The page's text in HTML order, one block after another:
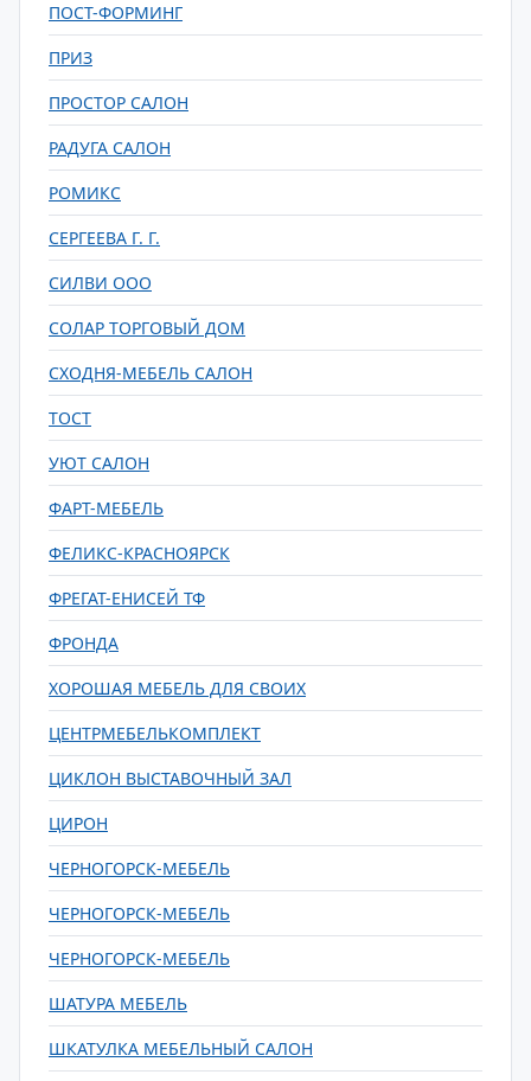
ПОСТ-ФОРМИНГ
ПРИЗ
ПРОСТОР САЛОН
РАДУГА САЛОН
РОМИКС
СЕРГЕЕВА Г. Г.
СИЛВИ ООО
СОЛАР ТОРГОВЫЙ ДОМ
СХОДНЯ-МЕБЕЛЬ САЛОН
ТОСТ
УЮТ САЛОН
ФАРТ-МЕБЕЛЬ
ФЕЛИКС-КРАСНОЯРСК
ФРЕГАТ-ЕНИСЕЙ ТФ
ФРОНДА
ХОРОШАЯ МЕБЕЛЬ ДЛЯ СВОИХ
ЦЕНТРМЕБЕЛЬКОМПЛЕКТ
ЦИКЛОН ВЫСТАВОЧНЫЙ ЗАЛ
ЦИРОН
ЧЕРНОГОРСК-МЕБЕЛЬ
ЧЕРНОГОРСК-МЕБЕЛЬ
ЧЕРНОГОРСК-МЕБЕЛЬ
ШАТУРА МЕБЕЛЬ
ШКАТУЛКА МЕБЕЛЬНЫЙ САЛОН